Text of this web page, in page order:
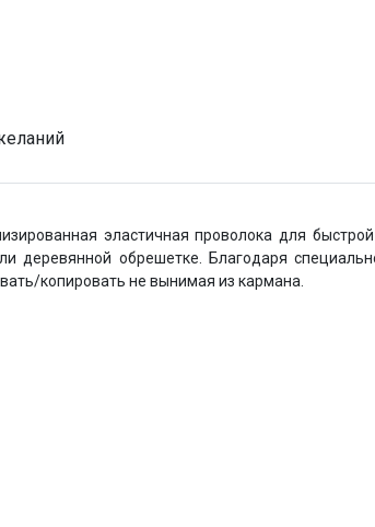
эластичная проволока для
деревянной обрешетке. Благодаря
копировать не вынимая из кармана.